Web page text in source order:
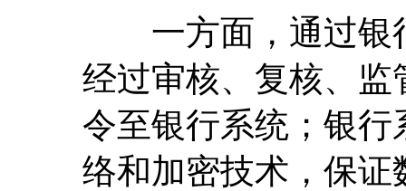
一方面，通过银
经过审核、复核、
令至银行系统；银
络和加密技术，保